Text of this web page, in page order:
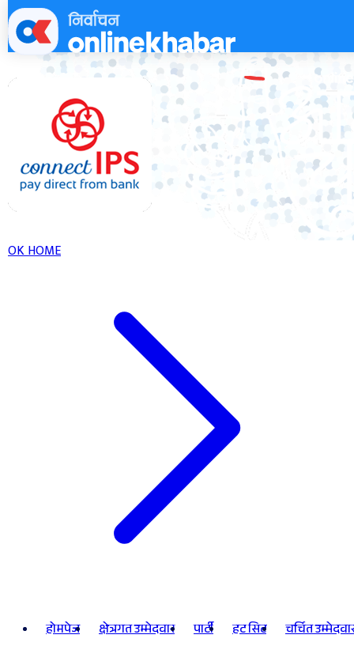
Skip
to
content
OK HOME
होमपेज क्षेत्रगत उम्मेदवार पार्टी हट सिट चर्चित